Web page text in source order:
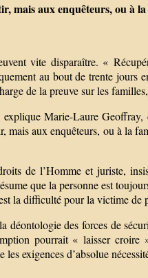
mais aux enquêteurs, ou à
vite disparaître. «
au bout de trente
de la preuve sur les
Marie-Laure
aux enquêteurs, ou à la
de l’Homme et juriste,
que la personne est
la difficulté pour la victime de
déontologie des forces de
pourrait « laisser croire
les exigences d’absolue